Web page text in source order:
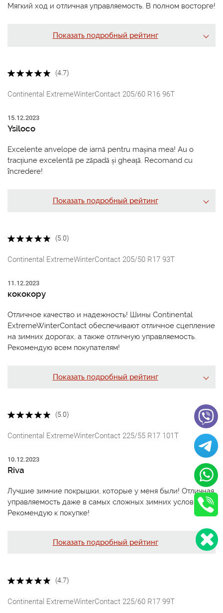
Мягкий ход и отличная управляемость. В полном восторге!
Показать подробный рейтинг
(4.7)
Continental ExtremeWinterContact 205/60 R16 96T
15.12.2023
Ysiloco
Excelente anvelope de iarnă pentru mașina mea! Au o
tracțiune excelentă pe zăpadă și gheață. Recomand cu
încredere!
Показать подробный рейтинг
(5.0)
Continental ExtremeWinterContact 205/50 R17 93T
11.12.2023
кококору
Отличное качество и надежность! Шины Continental
ExtremeWinterContact обеспечивают отличное сцепление
на зимних дорогах, а также отличную управляемость.
Рекомендую всем покупателям!
Показать подробный рейтинг
(5.0)
Continental ExtremeWinterContact 225/55 R17 101T
10.12.2023
Riva
Лучшие зимние покрышки, которые у меня были! Отличная
управляемость даже в самых сложных зимних условиях.
Рекомендую к покупке!
Показать подробный рейтинг
(4.7)
Continental ExtremeWinterContact 225/60 R17 99T